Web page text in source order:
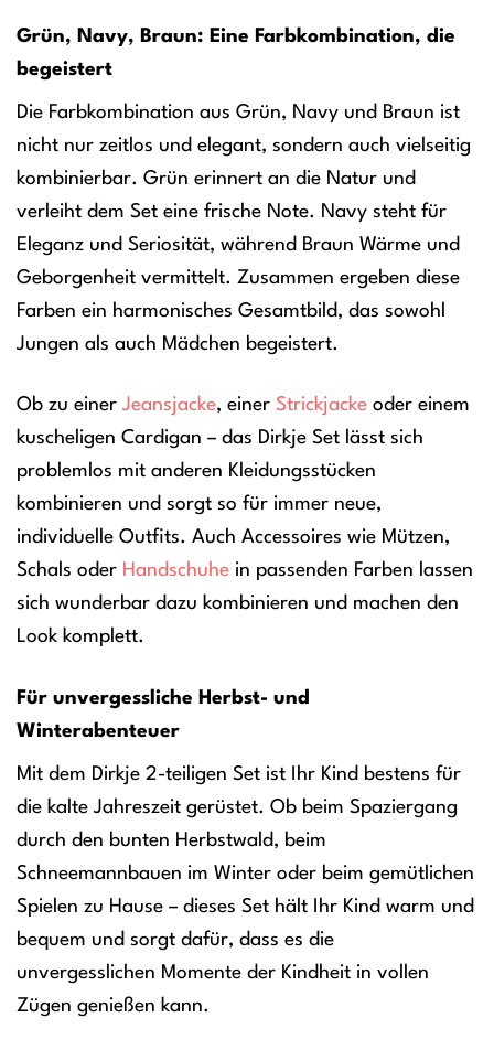
Grün, Navy, Braun: Eine Farbkombination, die
begeistert
Die Farbkombination aus Grün, Navy und Braun ist
nicht nur zeitlos und elegant, sondern auch vielseitig
kombinierbar. Grün erinnert an die Natur und
verleiht dem Set eine frische Note. Navy steht für
Eleganz und Seriosität, während Braun Wärme und
Geborgenheit vermittelt. Zusammen ergeben diese
Farben ein harmonisches Gesamtbild, das sowohl
Jungen als auch Mädchen begeistert.
Ob zu einer Jeansjacke, einer Strickjacke oder einem
kuscheligen Cardigan – das Dirkje Set lässt sich
problemlos mit anderen Kleidungsstücken
kombinieren und sorgt so für immer neue,
individuelle Outfits. Auch Accessoires wie Mützen,
Schals oder Handschuhe in passenden Farben lassen
sich wunderbar dazu kombinieren und machen den
Look komplett.
Für unvergessliche Herbst- und
Winterabenteuer
Mit dem Dirkje 2-teiligen Set ist Ihr Kind bestens für
die kalte Jahreszeit gerüstet. Ob beim Spaziergang
durch den bunten Herbstwald, beim
Schneemannbauen im Winter oder beim gemütlichen
Spielen zu Hause – dieses Set hält Ihr Kind warm und
bequem und sorgt dafür, dass es die
unvergesslichen Momente der Kindheit in vollen
Zügen genießen kann.